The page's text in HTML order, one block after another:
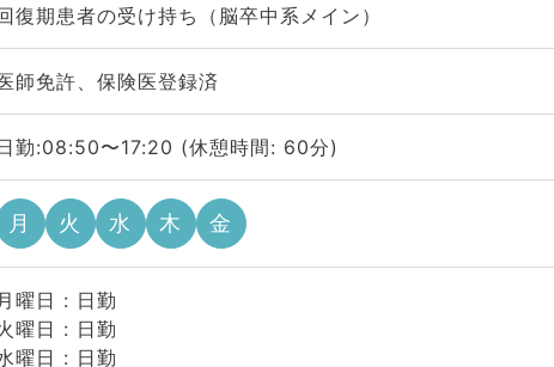
復期患者の受け持ち（脳卒中系メイン）
師免許、保険医登録済
勤:08:50〜17:20 (休憩時間: 60分)
月 火 水 木 金
曜日 : 日勤
曜日 : 日勤
曜日 : 日勤